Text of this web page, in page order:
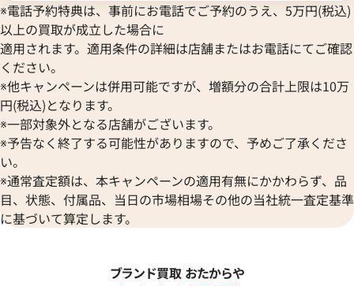
※電話予約特典は、事前にお電話でご予約のうえ、5万円(税込)
以上の買取が成立した場合に
適用されます。適用条件の詳細は店舗またはお電話にてご確認
ください。
※他キャンペーンは併用可能ですが、増額分の合計上限は10万
円(税込)となります。
※一部対象外となる店舗がございます。
※予告なく終了する可能性がありますので、予めご了承くださ
い。
※通常査定額は、本キャンペーンの適用有無にかかわらず、品
目、状態、付属品、当日の市場相場その他の当社統一査定基準
に基づいて算定します。
ブランド買取 おたからや